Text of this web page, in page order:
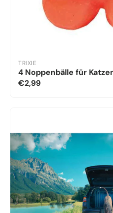
TRIXIE
4 Noppenbälle für
€2,99